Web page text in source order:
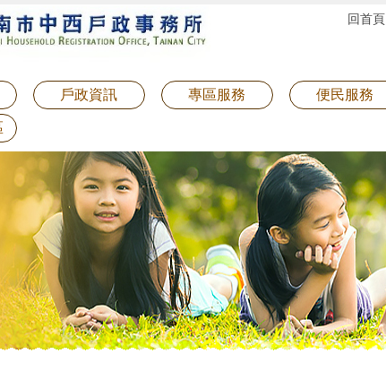
回首頁
戶政資訊 專區服務 便民服務